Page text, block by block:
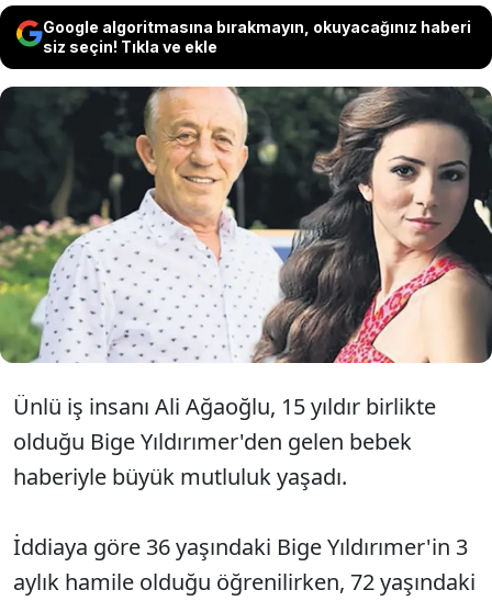
Google algoritmasına bırakmayın, okuyacağınız haberi
siz seçin! Tıkla ve ekle
72 yaşındaki iş insanı Ali Ağaoğlu'nun yeniden
baba olmaya hazırlanıyor... Uzun yıllardır
birlikte olduğu Bige Yıldırımer'in hamile
olduğu öne sürülürken, Ağaoğlu'nun
Bodrum'da yazlık ev hediye ettiği belirtildi.
Ünlü iş insanı Ali Ağaoğlu, 15 yıldır birlikte
olduğu Bige Yıldırımer'den gelen bebek
haberiyle büyük mutluluk yaşadı.
İddiaya göre 36 yaşındaki Bige Yıldırımer'in 3
aylık hamile olduğu öğrenilirken, 72 yaşındaki